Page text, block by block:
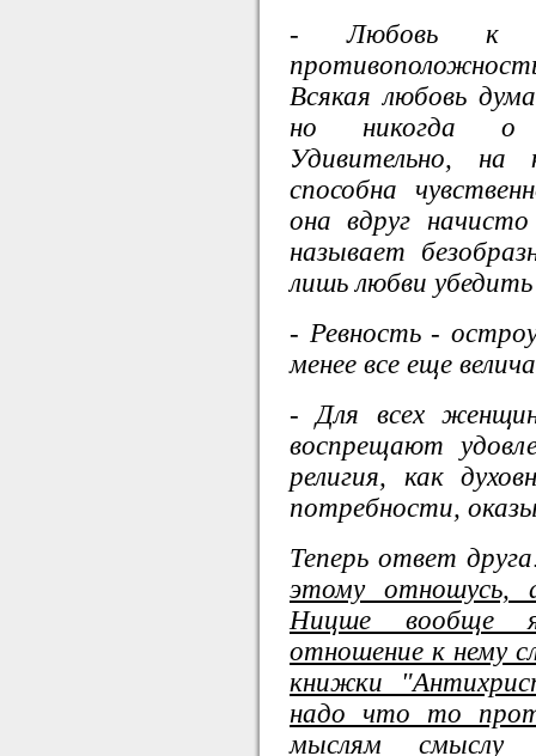
- Любовь к
Всякая любовь
но никогда о
Удивительно, на
способна
она вдруг
называет
лишь любви
- Ревность -
менее все еще
- Для всех
воспрещают
религия, как
потребности,
Теперь ответ
этому отношусь,
Ницше вообще
отношение к нему
книжки
надо что то
мыслям смыслу